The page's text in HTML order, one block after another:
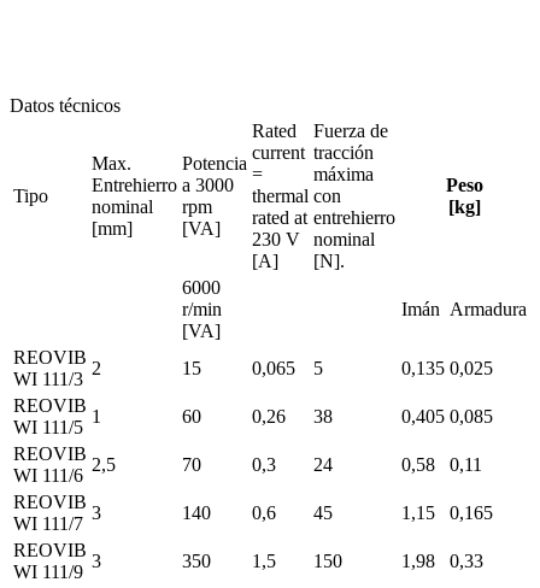
Datos técnicos
Tipo
Max.
Entrehierro
nominal
[mm]
Potencia
a 3000
rpm
[VA]
Rated
current
=
thermal
rated at
230 V
[A]
Fuerza de
tracción
máxima
con
entrehierro
nominal
[N].
Peso
[kg]
6000
r/min
[VA]
Imán Armadura
REOVIB
WI 111/3
2 15 0,065 5 0,135 0,025
REOVIB
WI 111/5
1 60 0,26 38 0,405 0,085
REOVIB
WI 111/6
2,5 70 0,3 24 0,58
0,11
REOVIB
WI 111/7
3 140 0,6 45 1,15
0,165
REOVIB
WI 111/9
3 350 1,5 150 1,98 0,33